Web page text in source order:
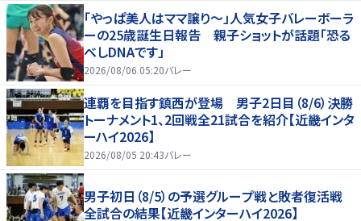
「やっぱ美人はママ譲り～」人気女子バレーボーラ
ーの25歳誕生日報告 親子ショットが話題「恐る
べしDNAです」
2026/08/06 05:20バレー
連覇を目指す鎮西が登場 男子2日目（8/6）決勝
トーナメント1、2回戦全21試合を紹介【近畿インタ
ーハイ2026】
2026/08/05 20:43バレー
男子初日（8/5）の予選グループ戦と敗者復活戦
全試合の結果【近畿インターハイ2026】